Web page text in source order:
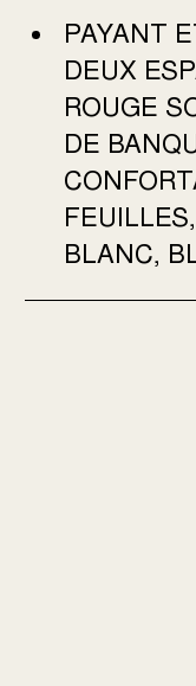
PAYANT
DEUX
ROUGE
DE
FEUILLES,
BLANC,